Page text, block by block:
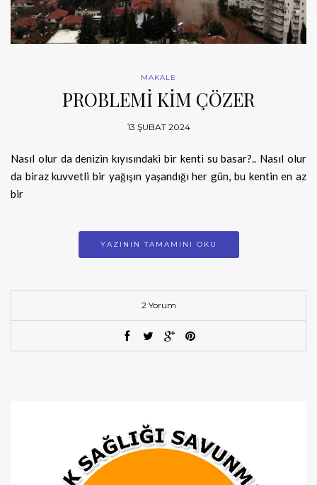
MAKALE
PROBLEMİ KİM ÇÖZER
13 ŞUBAT 2024
Nasıl olur da denizin kıyısındaki bir kenti su basar?.. Nasıl olur
da biraz kuvvetli bir yağışın yaşandığı her gün, bu kentin en az
bir
YAZININ TAMAMINI OKU
2 Yorum